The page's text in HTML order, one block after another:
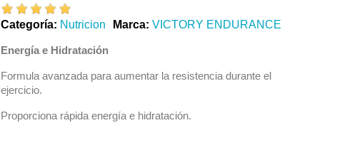
Categoría Nutricion Marca VICTORY ENDURANCE
Energía e Hidratación
Formula avanzada para aumentar la resistencia durante el
ejercicio.
Proporciona rápida energía e hidratación.